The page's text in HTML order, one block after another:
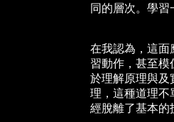
同的層次。學
在我認為，這面
習動作，甚至模
於理解原理與及
理，這種道理不
經脫離了基本的